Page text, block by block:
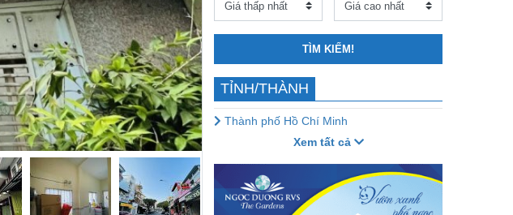
TÌM KIẾM!
TỈNH/THÀNH
Thành phố Hồ Chí Minh
Xem tất cả